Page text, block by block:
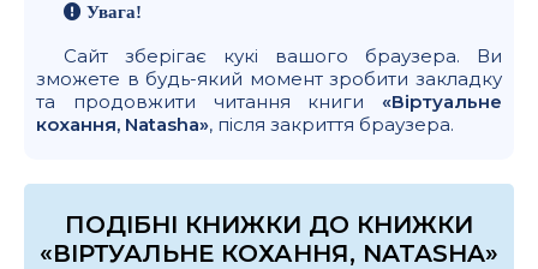
Увага!
Сайт зберігає кукі вашого браузера. Ви
зможете в будь-який момент зробити закладку
та продовжити читання книги «Віртуальне
кохання, Natasha», після закриття браузера.
ПОДІБНІ КНИЖКИ ДО КНИЖКИ
«ВІРТУАЛЬНЕ КОХАННЯ, NATASHA»